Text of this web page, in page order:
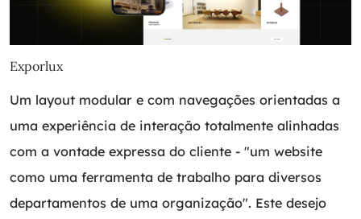
Exporlux
Um layout modular e com navegações orientadas a
uma experiência de interação totalmente alinhadas
com a vontade expressa do cliente - "um website
como uma ferramenta de trabalho para diversos
departamentos de uma organização". Este desejo